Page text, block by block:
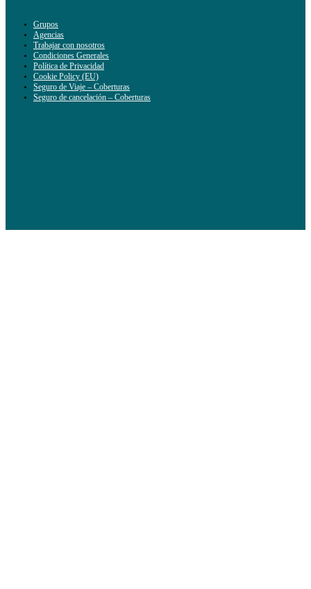
Grupos
Agencias
Trabajar con nosotros
Condiciones Generales
Política de Privacidad
Cookie Policy (EU)
Seguro de Viaje – Coberturas
Seguro de cancelación – Coberturas